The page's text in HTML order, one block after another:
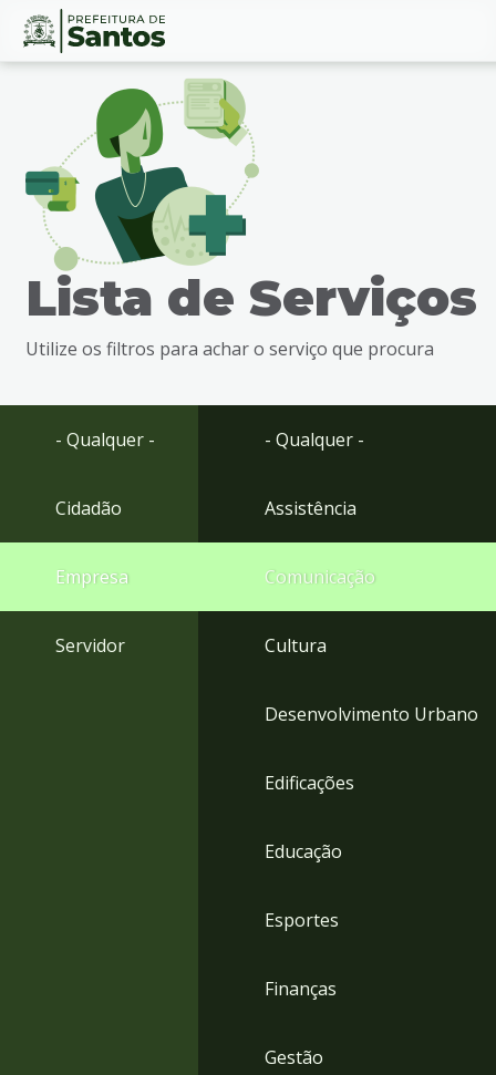
Ir
busca
Ir
Conteúdo
Lista de Serviços
Utilize os filtros para achar o serviço que procura
- Qualquer -
Cidadão
Empresa
Servidor
- Qualquer -
Assistência
Comunicação
Cultura
Desenvolvimento Urbano
Edificações
Educação
Esportes
Finanças
Gestão